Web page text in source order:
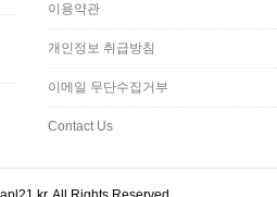
이용약관
개인정보 취급방침
이메일 무단수집거부
Contact Us